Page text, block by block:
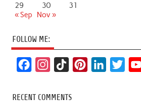
29
30
31
« Sep
Nov »
FOLLOW ME:
c
s
k
RECENT COMMENTS